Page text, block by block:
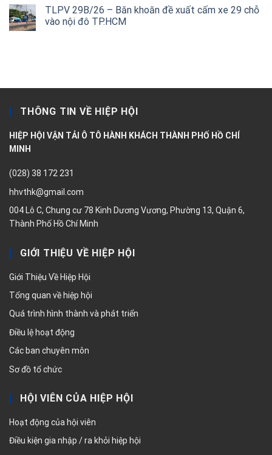
TLPV 29B/26 – Băn khoăn đề xuất cấm xe 29 chỗ
vào nội đô TP.HCM
THÔNG TIN VỀ HIỆP HỘI
HIỆP HỘI VẬN TẢI Ô TÔ HÀNH KHÁCH THÀNH PHỐ HỒ CHÍ
MINH
(028) 38 172 231
hhvthk@gmail.com
004 Lô C, Chung cư 78 Kinh Dương Vương, Phường 13, Quận 6,
Thành Phố Hồ Chí Minh
GIỚI THIỆU VỀ HIỆP HỘI
Giới Thiệu Về Hiệp Hội
Tổng quan về hiệp hội
Quá trình hình thành và phát triển
Điều lệ hoạt động
Các ban chuyên môn
Sơ đồ tổ chức
HỘI VIÊN CỦA HIỆP HỘI
Hoạt động của hội viên
Điều kiện gia nhập / ra khỏi hiệp hội